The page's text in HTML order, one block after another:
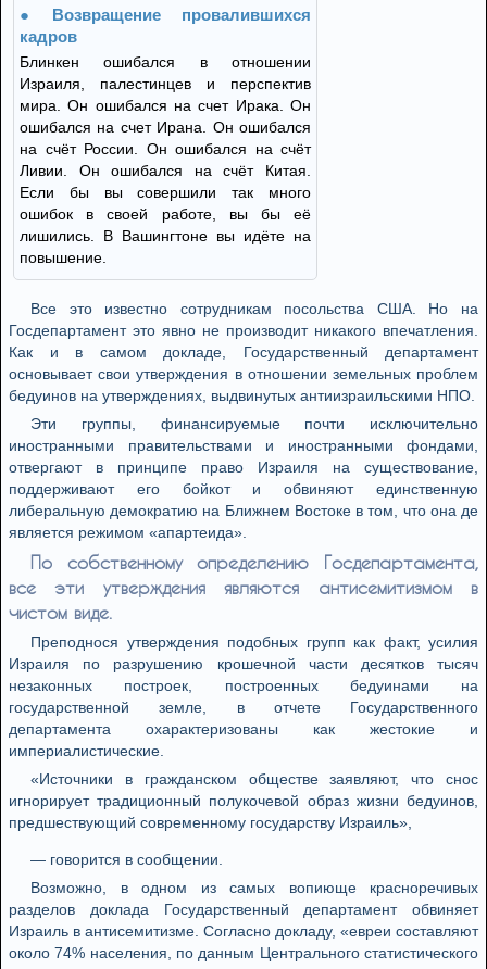
Возвращение провалившихся
кадров
Блинкен ошибался в отношении
Израиля, палестинцев и перспектив
мира. Он ошибался на счет Ирака. Он
ошибался на счет Ирана. Он ошибался
на счёт России. Он ошибался на счёт
Ливии. Он ошибался на счёт Китая.
Если бы вы совершили так много
ошибок в своей работе, вы бы её
лишились. В Вашингтоне вы идёте на
повышение.
Все это известно сотрудникам посольства США. Но на
Госдепартамент это явно не производит никакого впечатления.
Как и в самом докладе, Государственный департамент
основывает свои утверждения в отношении земельных проблем
бедуинов на утверждениях, выдвинутых антиизраильскими НПО.
Эти группы, финансируемые почти исключительно
иностранными правительствами и иностранными фондами,
отвергают в принципе право Израиля на существование,
поддерживают его бойкот и обвиняют единственную
либеральную демократию на Ближнем Востоке в том, что она де
является режимом «апартеида».
По собственному определению Госдепартамента,
все эти утверждения являются антисемитизмом в
чистом виде.
Преподнося утверждения подобных групп как факт, усилия
Израиля по разрушению крошечной части десятков тысяч
незаконных построек, построенных бедуинами на
государственной земле, в отчете Государственного
департамента охарактеризованы как жестокие и
империалистические.
«Источники в гражданском обществе заявляют, что снос
игнорирует традиционный полукочевой образ жизни бедуинов,
предшествующий современному государству Израиль»,
— говорится в сообщении.
Возможно, в одном из самых вопиюще красноречивых
разделов доклада Государственный департамент обвиняет
Израиль в антисемитизме. Согласно докладу, «евреи составляют
около 74% населения, по данным Центрального статистического